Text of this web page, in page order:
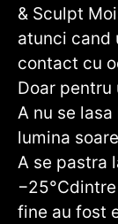
& Sculpt
atunci cand
contact cu
Doar pentru
A nu se
lumina
A se pastra
fine au fost